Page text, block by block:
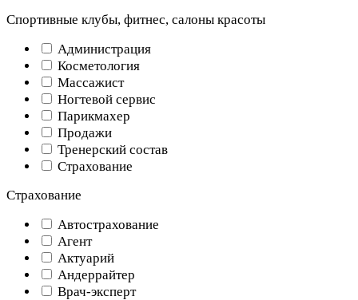
Спортивные клубы, фитнес, салоны красоты
Администрация
Косметология
Массажист
Ногтевой сервис
Парикмахер
Продажи
Тренерский состав
Страхование
Страхование
Автострахование
Агент
Актуарий
Андеррайтер
Врач-эксперт